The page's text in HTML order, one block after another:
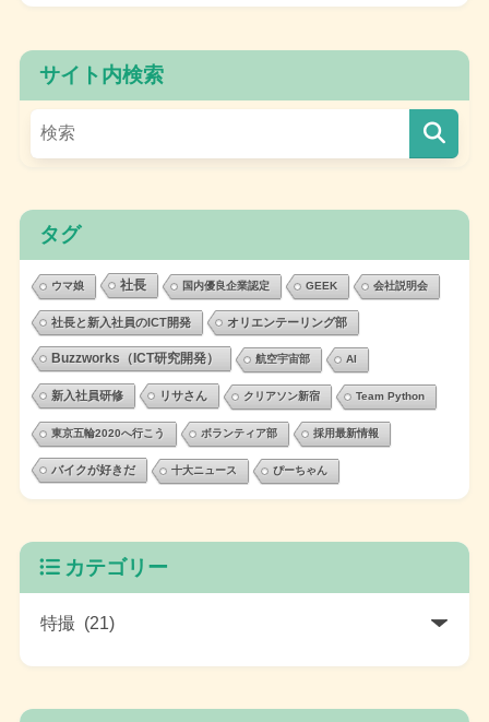
サイト内検索
タグ
ウマ娘 社長 国内優良企業認定 GEEK 会社説明会
社長と新入社員のICT開発 オリエンテーリング部
Buzzworks（ICT研究開発） 航空宇宙部 AI
新入社員研修 リサさん クリアソン新宿 Team Python
東京五輪2020へ行こう ボランティア部 採用最新情報
バイクが好きだ 十大ニュース ぴーちゃん
カテゴリー